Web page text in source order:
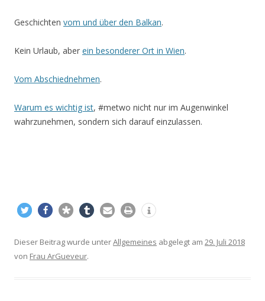
Geschichten vom und über den Balkan.
Kein Urlaub, aber ein besonderer Ort in Wien.
Vom Abschiednehmen.
Warum es wichtig ist, #metwo nicht nur im Augenwinkel
wahrzunehmen, sondern sich darauf einzulassen.
Dieser Beitrag wurde unterAllgemeines abgelegt am 29. Juli 2018
von Frau ArGueveur.